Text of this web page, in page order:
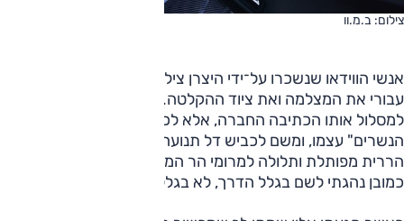
צילום: ב.מ.וו
אנשי הווידאו שנשכרו על־ידי היצרן צילמו אותי בחוץ ואז התקינו
עבורי את המצלמה ואת ציוד ההקלטה. כיוונתי את פני לא
למסלול אותו הכתיבה החברה, אלא לכיוון הכניסה של פארק "קן
הנשרים" עצמו, ומשם לכביש דל תנועה שמטפס לאורך דרך
הררית מפותלת ותלולה למרומי הר המשקיף על נוף נהדר. אני
כמובן נהגתי לשם בגלל הדרך, לא בגלל המצפה.